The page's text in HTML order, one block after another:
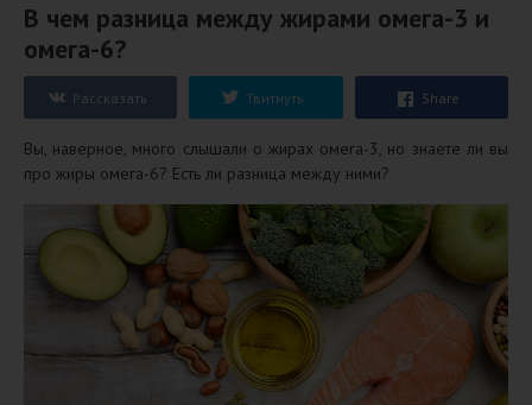
​В чем разница между жирами омега-3 и
омега-6?
Рассказать Твитнуть Share
Вы, наверное, много слышали о жирах омега-3, но знаете ли вы
про жиры омега-6? Есть ли разница между ними?